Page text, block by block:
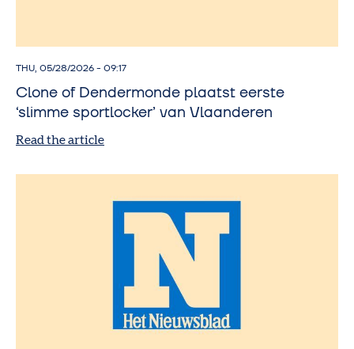
THU, 05/28/2026 - 09:17
Clone of Dendermonde plaatst eerste
‘slimme sportlocker’ van Vlaanderen
Read the article